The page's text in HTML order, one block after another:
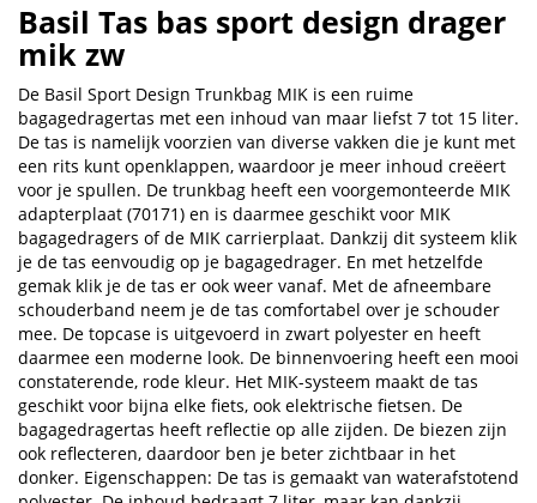
Basil Tas bas sport design drager
mik zw
De Basil Sport Design Trunkbag MIK is een ruime
bagagedragertas met een inhoud van maar liefst 7 tot 15 liter.
De tas is namelijk voorzien van diverse vakken die je kunt met
een rits kunt openklappen, waardoor je meer inhoud creëert
voor je spullen. De trunkbag heeft een voorgemonteerde MIK
adapterplaat (70171) en is daarmee geschikt voor MIK
bagagedragers of de MIK carrierplaat. Dankzij dit systeem klik
je de tas eenvoudig op je bagagedrager. En met hetzelfde
gemak klik je de tas er ook weer vanaf. Met de afneembare
schouderband neem je de tas comfortabel over je schouder
mee. De topcase is uitgevoerd in zwart polyester en heeft
daarmee een moderne look. De binnenvoering heeft een mooi
constaterende, rode kleur. Het MIK-systeem maakt de tas
geschikt voor bijna elke fiets, ook elektrische fietsen. De
bagagedragertas heeft reflectie op alle zijden. De biezen zijn
ook reflecteren, daardoor ben je beter zichtbaar in het
donker. Eigenschappen: De tas is gemaakt van waterafstotend